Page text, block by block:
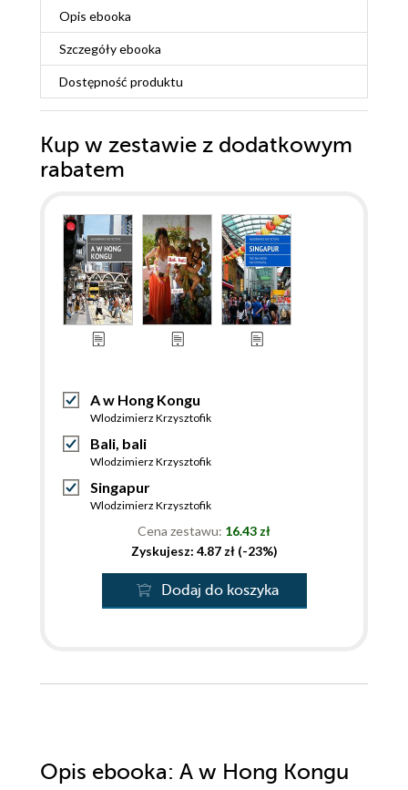
Opis ebooka
Szczegółyebooka
Dostępność produktu
Kup w zestawie z dodatkowym
rabatem
A w Hong Kongu
Wlodzimierz Krzysztofik
Bali, bali
Wlodzimierz Krzysztofik
Singapur
Wlodzimierz Krzysztofik
Cena zestawu: 16.43 zł
Zyskujesz: 4.87 zł (-23%)
Dodaj do koszyka
Opis ebooka: A w Hong Kongu